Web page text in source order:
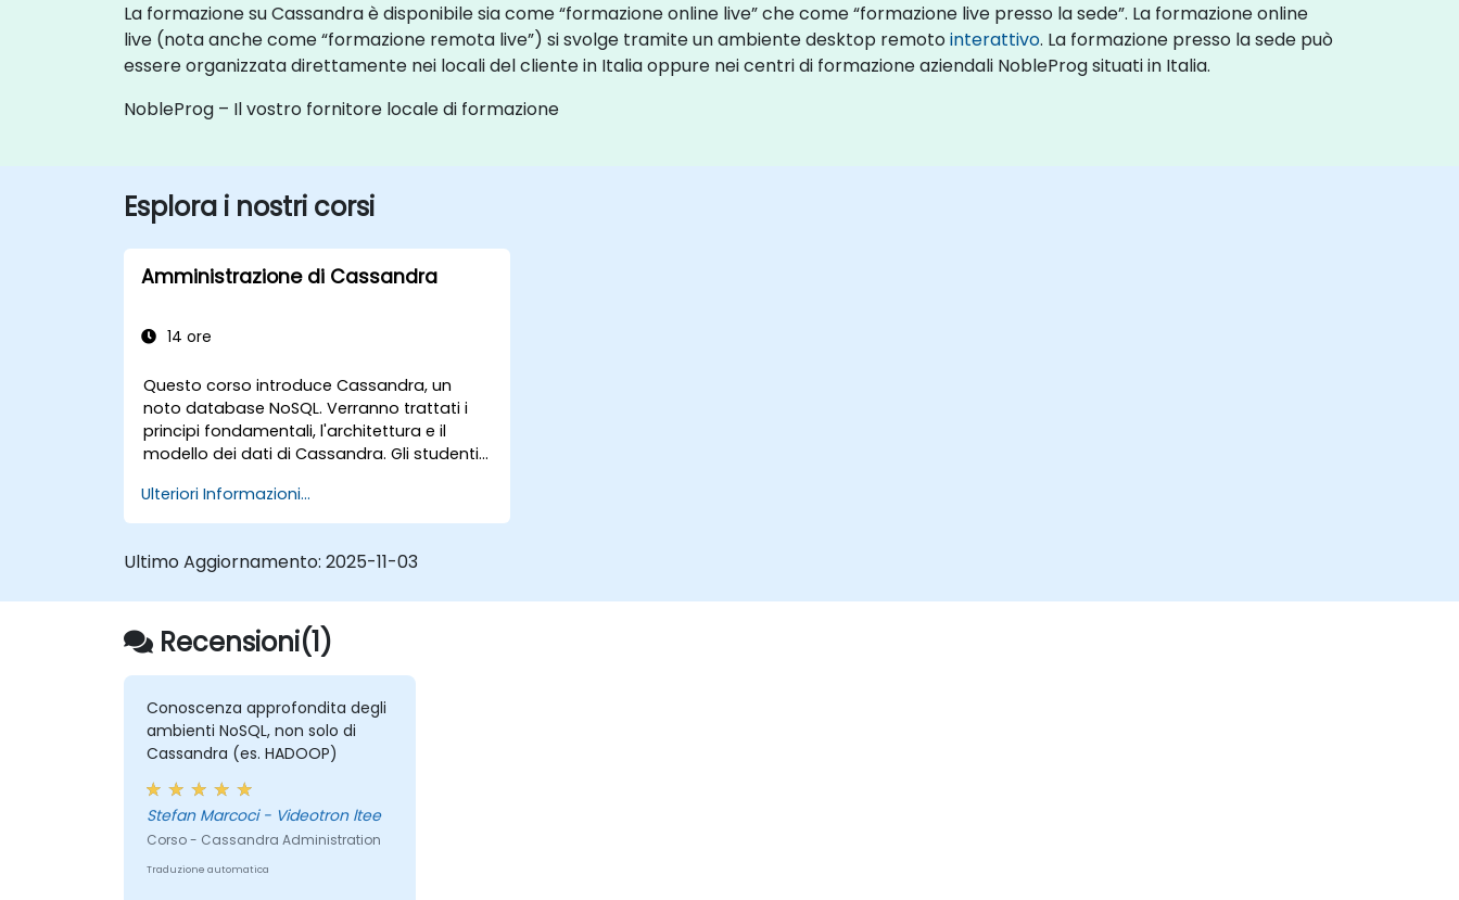
La formazione su Cassandra è disponibile sia come “formazione online live” che come “formazione live presso la sede”. La formazione online
live (nota anche come “formazione remota live”) si svolge tramite un ambiente desktop remotointerattivo. La formazione presso la sede può
essere organizzata direttamente nei locali del cliente in Italia oppure nei centri di formazione aziendali NobleProg situati in Italia.
NobleProg – Il vostro fornitore locale di formazione
Esplora i nostri corsi
Amministrazione di Cassandra
14 ore
Questo corso introduce Cassandra, un
noto database NoSQL. Verranno trattati i
principi fondamentali, l'architettura e il
modello dei dati di Cassandra. Gli studenti
utilizzando CQL (Cassandra Query
Language) attraverso laboratori pratici e
aspetti interni del funzionamento di
Ulteriori Informazioni...
Ultimo Aggiornamento: 2025-11-03
Recensioni(1)
Conoscenza approfondita degli
ambienti NoSQL, non solo di
Cassandra (es. HADOOP)
Stefan Marcoci - Videotron ltee
Corso - Cassandra Administration
Traduzione automatica